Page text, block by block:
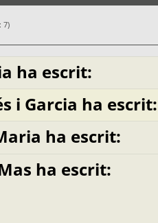
7)
ha escrit:
i Garcia ha escrit:
ha escrit:
ha escrit: